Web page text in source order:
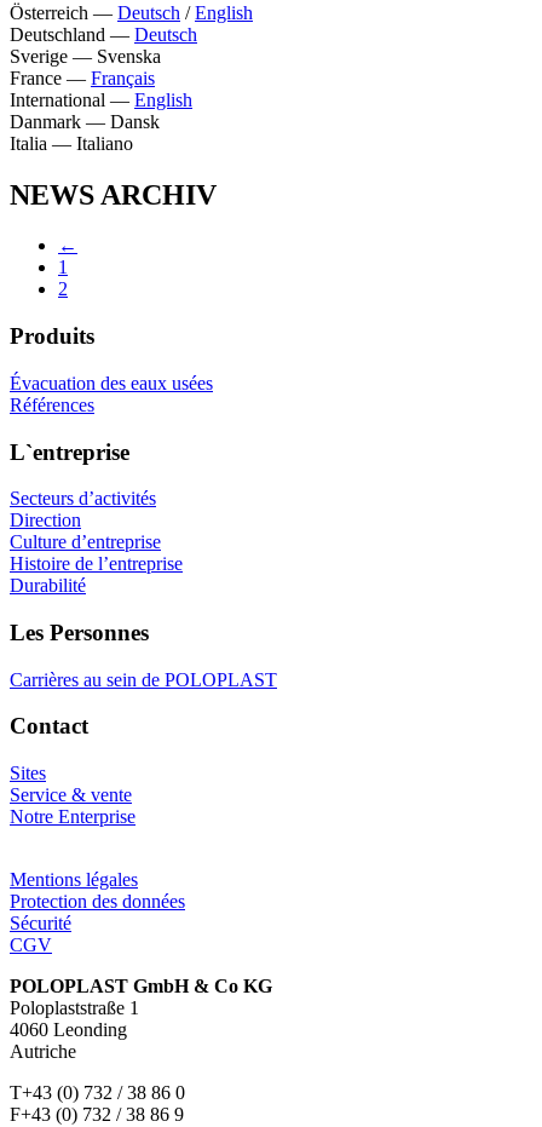
Österreich — Deutsch /English
Deutschland — Deutsch
Sverige — Svenska
France — Français
International — English
Danmark — Dansk
Italia — Italiano
NEWS ARCHIV
←
1
2
Produits
Évacuation des eaux usées
Références
L`entreprise
Secteurs d’activités
Direction
Culture d’entreprise
Histoire de l’entreprise
Durabilité
Les Personnes
Carrières au sein de POLOPLAST
Contact
Sites
Service & vente
Notre Enterprise
Mentions légales
Protection des données
Sécurité
CGV
POLOPLAST GmbH & Co KG
Poloplaststraße 1
4060 Leonding
Autriche
T+43 (0) 732 / 38 86 0
F+43 (0) 732 / 38 86 9